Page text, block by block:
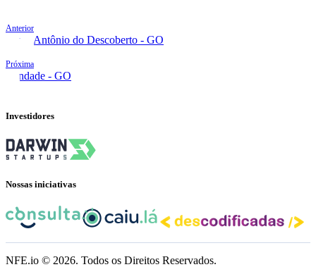
Anterior
Santo Antônio do Descoberto - GO
Próxima
Trindade - GO
Investidores
Nossas iniciativas
NFE.io © 2026. Todos os Direitos Reservados.